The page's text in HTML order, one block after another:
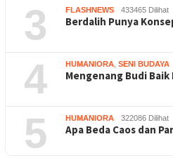
3 FLASHNEWS 433465 Dilihat
Berdalih Punya
4 HUMANIORA SENI BUDAYA
Mengenang Budi
5 HUMANIORA 322086 Dilihat
Apa Beda Caos dan